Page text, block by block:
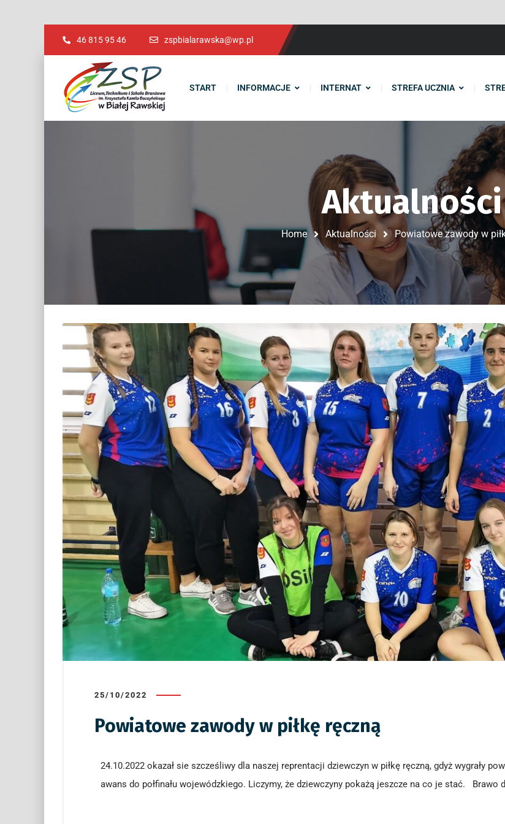
46 815 95 46 zspbialarawska@wp.pl
START INFORMACJE INTERNAT STREFA UCZNIA
Aktualności
Home Aktualności Powiatowe zawody w
25/10/2022
Powiatowe zawody w piłkę ręczną
24.10.2022 okazał sie szcześliwy dla naszej reprentacji dziewczyn w piłkę ręczną, gdyż wygrały
awans do połfinału wojewódzkiego. Liczymy, że dziewczyny pokażą jeszcze na co je stać. Brawo